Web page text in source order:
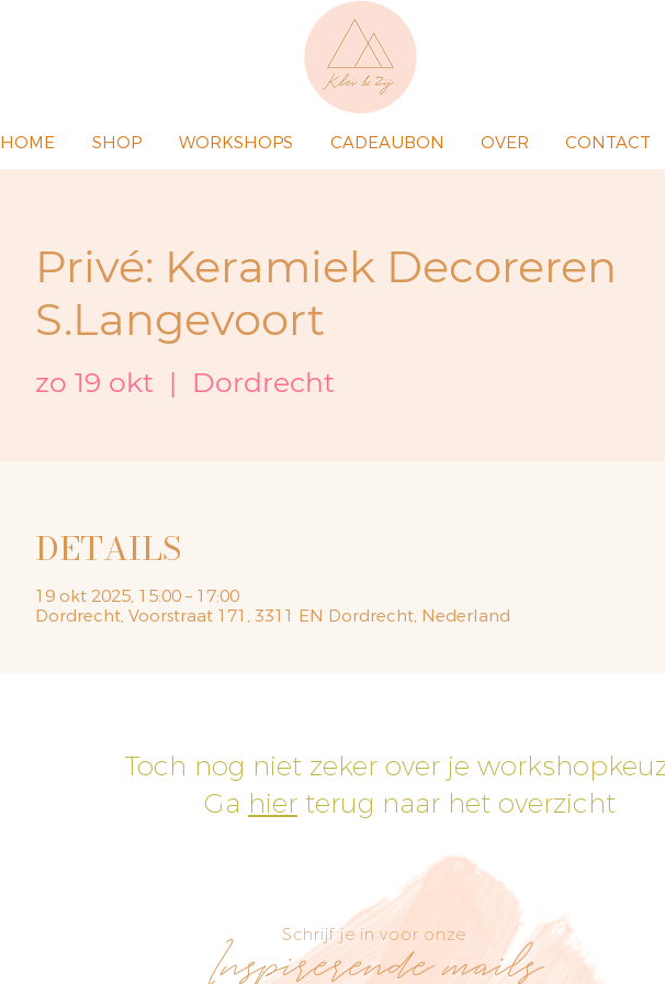
HOME SHOP WORKSHOPS CADEAUBON OVER CONTACT
Privé: Keramiek Decoreren
S.Langevoort
zo 19 okt
  |
Dordrecht
DETAILS
19 okt 2025, 15:00 – 17:00
Dordrecht, Voorstraat 171, 3311 EN Dordrecht, Nederland
Toch nog niet zeker over je
Ga hier terug naar het overzicht
Inspirerende mails
Schrijf je in voor onze